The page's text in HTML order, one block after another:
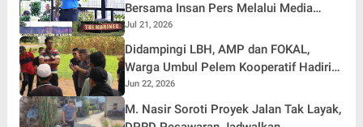
Bersama Insan Pers Melalui Media
Gathering
Jul 21, 2026
Didampingi LBH, AMP dan FOKAL,
Warga Umbul Pelem Kooperatif Hadiri
Panggilan Polres Pesawaran
Jun 22, 2026
M. Nasir Soroti Proyek Jalan Tak Layak,